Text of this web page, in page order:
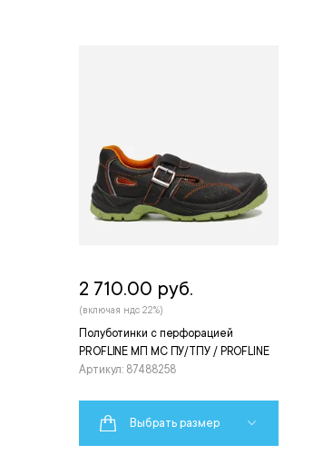
Полуботинки с перфорацией
PROFLINE МП МС ПУ/ТПУ / PROFLINE
Артикул: 87488258
2 710.00 руб.
(включая ндс 22%)
Выбрать размер